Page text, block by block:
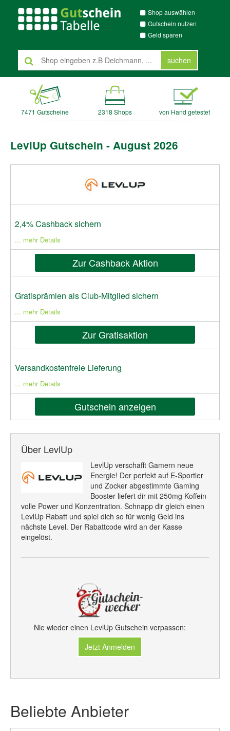
Shop auswählen
Gutschein nutzen
Geld sparen
suchen
7471 Gutscheine 2318 Shops von Hand getestet
LevlUp Gutschein - August 2026
2,4% Cashback sichern
... mehr Details
Zur Cashback Aktion
Gratisprämien als Club-Mitglied sichern
... mehr Details
Zur Gratisaktion
Versandkostenfreie Lieferung
... mehr Details
Gutschein anzeigen
Über LevlUp
LevlUp verschafft Gamern neue
Energie! Der perfekt auf E-Sportler
und Zocker abgestimmte Gaming
Booster liefert dir mit 250mg Koffein
volle Power und Konzentration. Schnapp dir gleich einen
LevlUp Rabatt und spiel dich so für wenig Geld ins
nächste Level. Der Rabattcode wird an der Kasse
eingelöst.
Nie wieder einen LevlUp Gutschein verpassen:
Jetzt Anmelden
Beliebte Anbieter